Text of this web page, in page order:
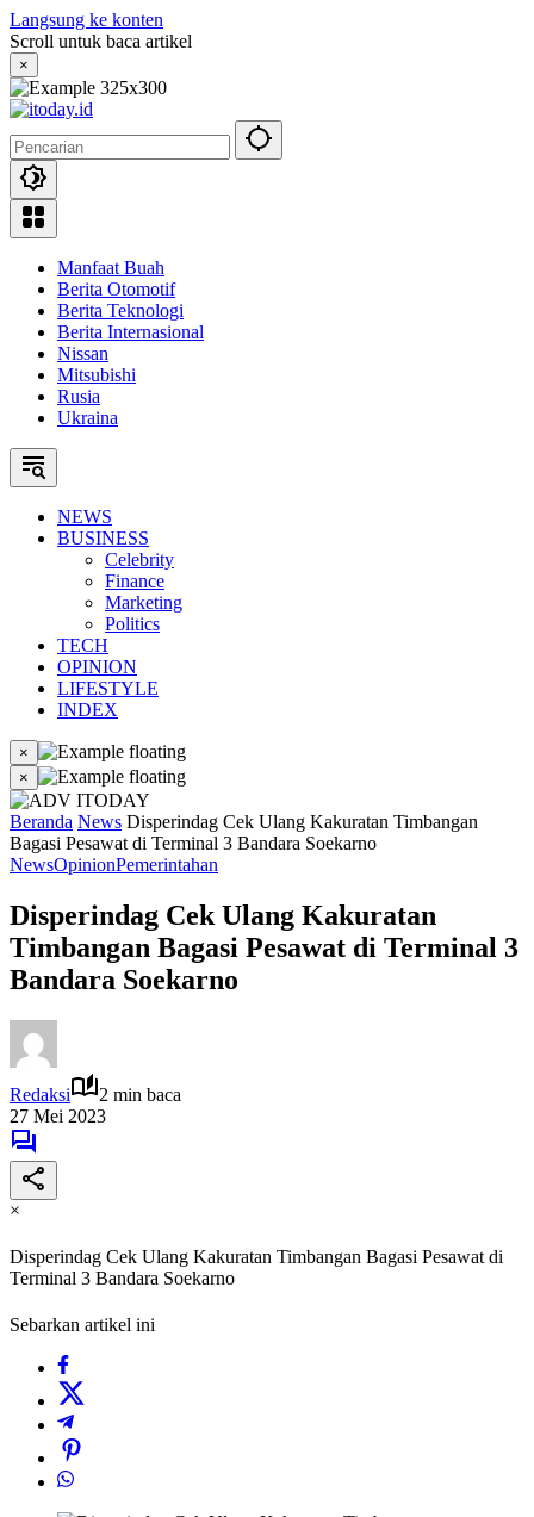
Langsung ke konten
Scroll untuk baca artikel
×
Manfaat Buah
Berita Otomotif
Berita Teknologi
Berita Internasional
Nissan
Mitsubishi
Rusia
Ukraina
NEWS
BUSINESS
Celebrity
Finance
Marketing
Politics
TECH
OPINION
LIFESTYLE
INDEX
×
×
Beranda News Disperindag Cek Ulang Kakuratan Timbangan
Bagasi Pesawat di Terminal 3 Bandara Soekarno
NewsOpinionPemerintahan
Disperindag Cek Ulang Kakuratan
Timbangan Bagasi Pesawat di Terminal 3
Bandara Soekarno
Redaksi
2 min baca
27 Mei 2023
×
Disperindag Cek Ulang Kakuratan Timbangan Bagasi Pesawat di
Terminal 3 Bandara Soekarno
Sebarkan artikel ini